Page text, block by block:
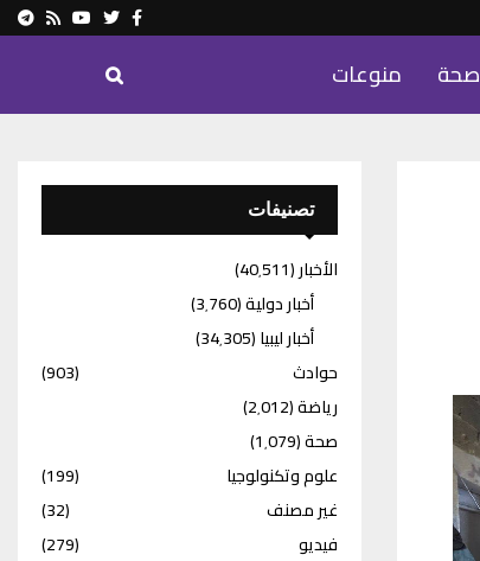
Facebook
Twitter
Youtube
Rss
صحة منوعات
تصنيفات
الأخبار(40٬511)
أخبار دولية(3٬760)
أخبار ليبيا(34٬305)
حوادث
(903)
رياضة(2٬012)
صحة(1٬079)
علوم وتكنولوجيا
(199)
غير مصنف
(32)
فيديو
(279)